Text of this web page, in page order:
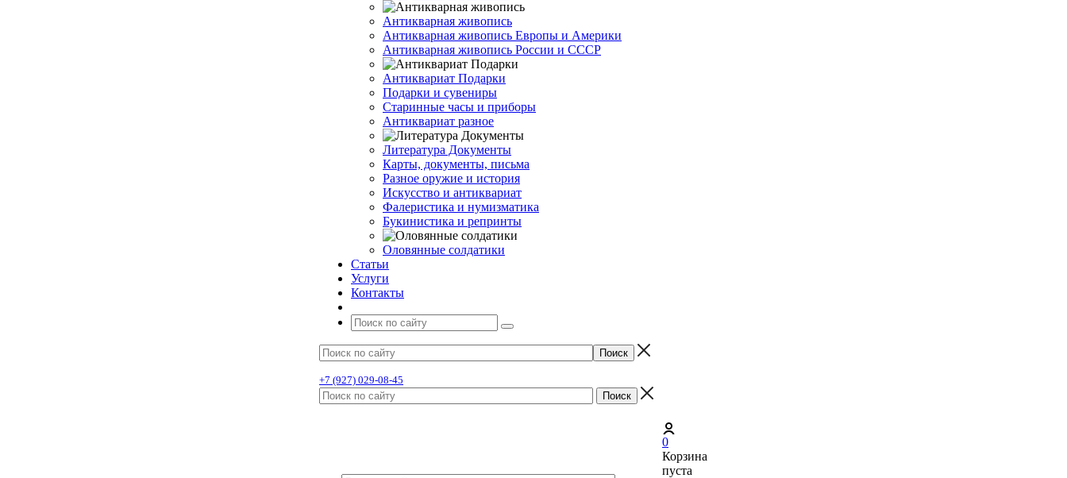
Антикварная живопись
Антикварная живопись Европы и Америки
Антикварная живопись России и СССР
Антиквариат Подарки
Подарки и сувениры
Старинные часы и приборы
Антиквариат разное
Литература Документы
Карты, документы, письма
Разное оружие и история
Искусство и антиквариат
Фалеристика и нумизматика
Букинистика и репринты
Оловянные солдатики
Статьи
Услуги
Контакты
+7 (927) 029-08-45
0
Корзина
пуста